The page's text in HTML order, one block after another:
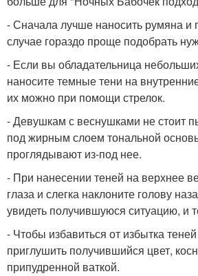
- Сначала лучше наносить румяна и
случае гораздо проще подобрать
- Если вы обладательница
наносите темные тени на
их можно при помощи стрелок.
- Девушкам с веснушками не стоит
под жирным слоем тональной
проглядывают из-под нее.
- При нанесении теней на верхнее
глаза и слегка наклоните голову
увидеть получившуюся ситуацию, и
- Чтобы избавиться от избытка
приглушить получившийся цвет,
припудренной ваткой.